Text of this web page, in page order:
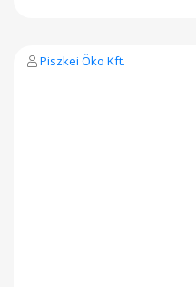
Piszkei Öko Kft.